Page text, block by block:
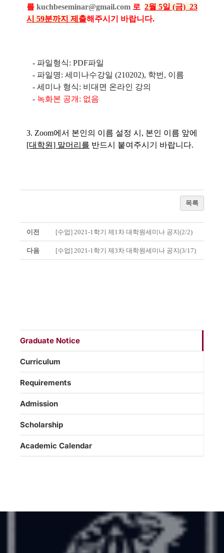
를 kuchbeseminar@gmail.com 로 2월 5일 (금) 23
시 59분까지 제출해주시기 바랍니다.
- 파일형식: PDF파일
- 파일명: 세미나수강일 (210202), 학번, 이름
- 세미나 형식: 비대면 온라인 강의
- 녹화본 공개: 없음
3. Zoom에서 본인의 이름 설정 시, 본인 이름 앞에
[대학원] 말머리를 반드시 붙여주시기 바랍니다.
목록
이전 [수업] 2021-1학기 제1차 대학원세미나 공지(2/2)
다음 [수업] 2021-1학기 제3차 대학원세미나 공지(3/17)
Graduate Notice
Curriculum
Requirements
Admission
Scholarship
Academic Calendar